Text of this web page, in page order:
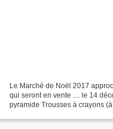
Le Marché de Noël 2017
qui seront en vente .... le 14
pyramide Trousses à crayons